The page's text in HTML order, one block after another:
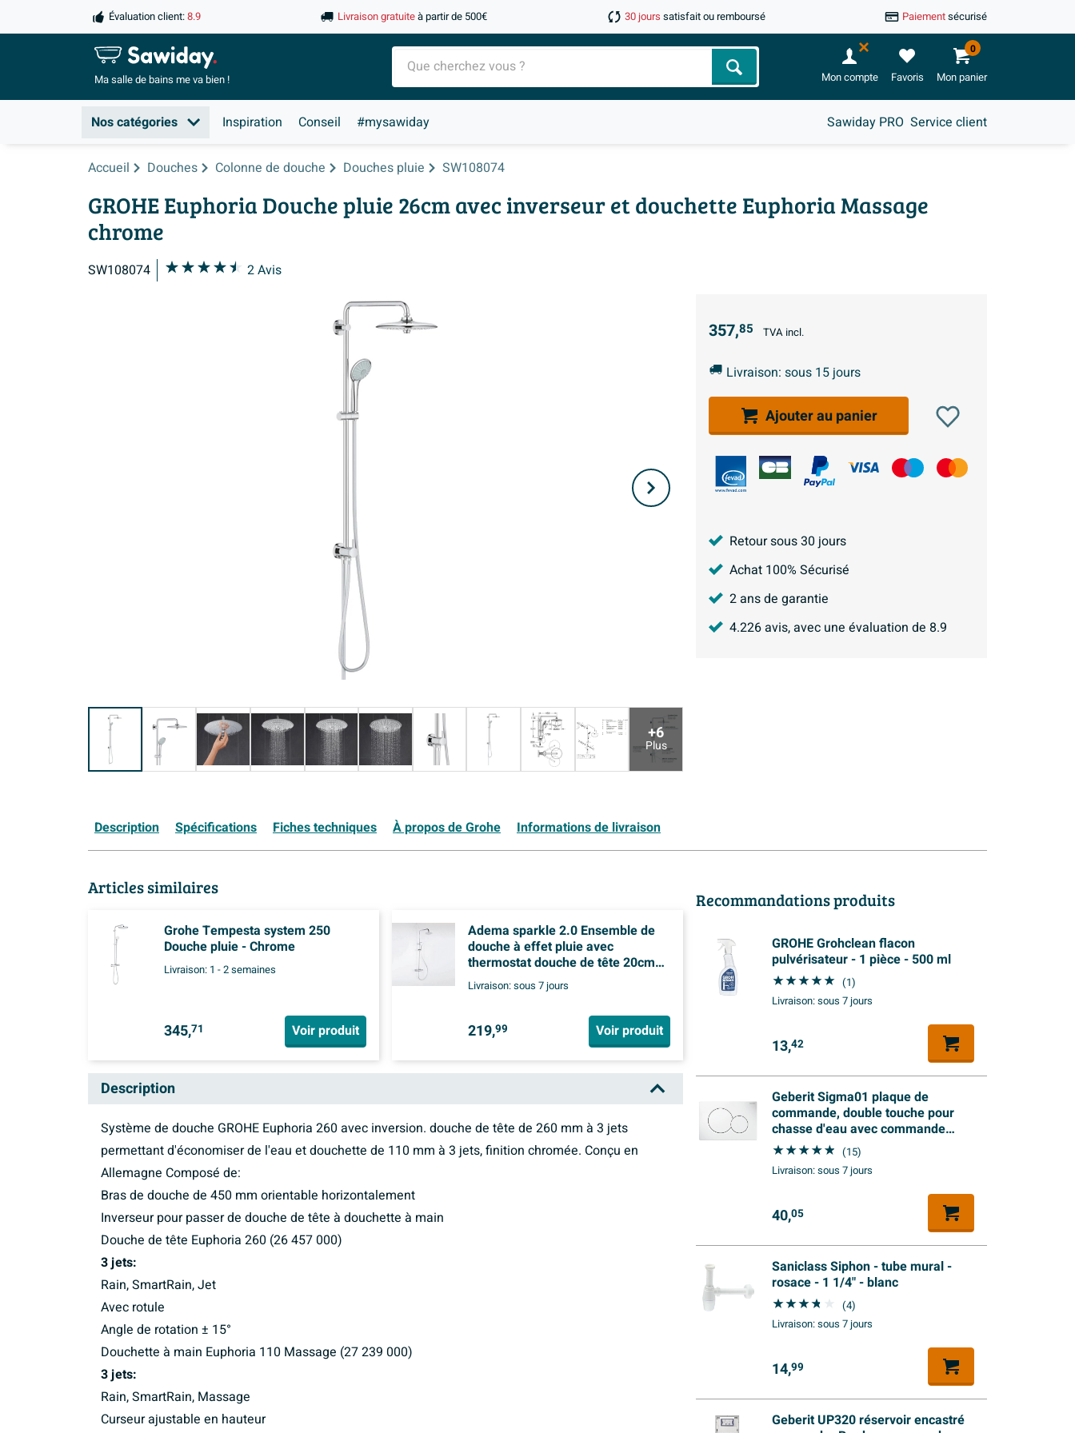
Évaluation client:8.9 Livraison gratuiteà partir de 500€ 30 jours satisfait ou remboursé Paiementsécurisé
Ma salle debains me va bien ! Chercher Mon compte Favoris Mon panier
0
Nos catégories Inspiration Conseil #mysawiday Sawiday PRO Service client
Accueil Douches Colonne de douche Douches pluie SW108074
GROHE Euphoria Douche pluie 26cm avec inverseur et douchette Euphoria Massage
chrome
SW108074 2Avis
+6
Plus
357,85 TVA incl.
Livraison: sous 15 jours
Ajouter au panier
Retour sous 30 jours
Achat 100% Sécurisé
2 ans de garantie
4.226avis, avec une évaluation de 8.9
Description Spécifications Fiches techniques À propos de Grohe Informations de livraison
Articles similaires
Grohe Tempesta system 250
Douche pluie - Chrome
Livraison: 1 - 2 semaines
345,71 Voir produit
Adema sparkle 2.0 Ensemble de
douche à effet pluie avec
thermostat douche de tête 20cm
douchette à main 3 positions
chrome
Livraison:sous 7 jours
219,99 Voir produit
Description
Système de douche GROHE Euphoria 260 avec inversion. douche de tête de 260 mm à 3 jets
permettant d'économiser de l'eau et douchette de 110 mm à 3 jets, finition chromée. Conçu en
Allemagne Composé de:
Bras de douche de 450 mm orientable horizontalement
Inverseur pour passer de douche de tête à douchette à main
Douche de tête Euphoria 260 (26 457 000)
3 jets:
Rain, SmartRain, Jet
Avec rotule
Angle de rotation ± 15°
Douchette à main Euphoria 110 Massage (27 239 000)
3 jets:
Rain, SmartRain, Massage
Curseur ajustable en hauteur
Recommandations produits
GROHE Grohclean flacon
pulvérisateur - 1 pièce - 500 ml
(1)
Livraison:sous 7 jours
13,42
Geberit Sigma01 plaque de
commande, double touche pour
chasse d'eau avec commande
frontale pour WC, dimensions 24,6 x
16,4 cm, blanc brillant
(15)
Livraison:sous 7 jours
40,05
Saniclass Siphon - tube mural -
rosace - 1 1/4" - blanc
(4)
Livraison:sous 7 jours
14,99
Geberit UP320 réservoir encastré